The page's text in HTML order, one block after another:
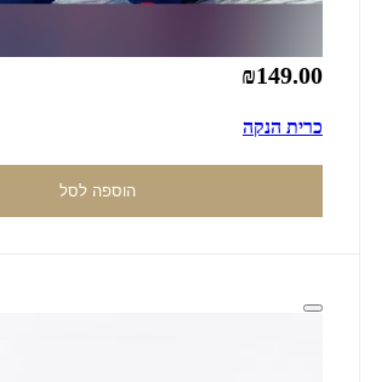
₪149.00
כרית הנקה
הוספה לסל